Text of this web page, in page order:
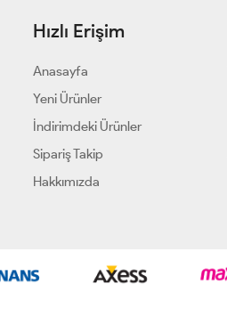
Hızlı Erişim
Anasayfa
Yeni Ürünler
İndirimdeki Ürünler
Sipariş Takip
Hakkımızda